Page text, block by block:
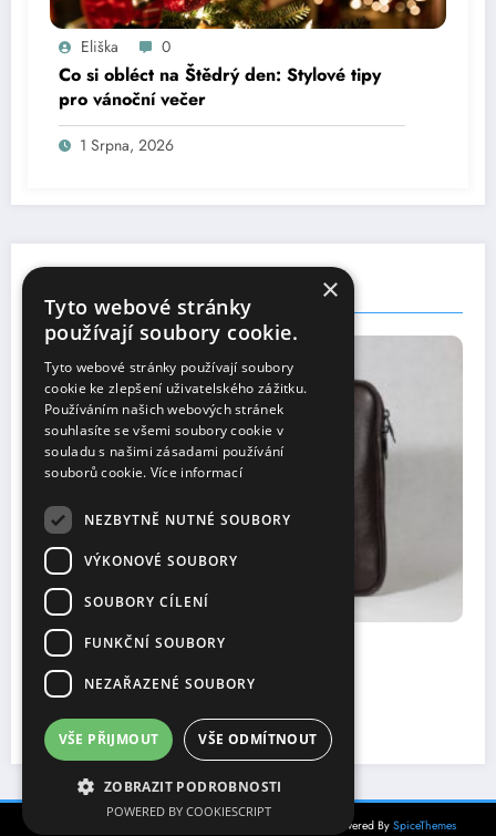
Eliška 0
Co si obléct na Štědrý den: Stylové tipy
pro vánoční večer
1 Srpna, 2026
You May Have Missed
Tridentská mše: Jak se obléct pro
události
Theme 2026 | Powered By SpiceThemes
×
Tyto webové stránky
používají soubory cookie.
Tyto webové stránky používají soubory
cookie ke zlepšení uživatelského zážitku.
Používáním našich webových stránek
souhlasíte se všemi soubory cookie v
souladu s našimi zásadami používání
souborů cookie. Více informací
NEZBYTNĚ NUTNÉ SOUBORY
VÝKONOVÉ SOUBORY
SOUBORY CÍLENÍ
FUNKČNÍ SOUBORY
NEZAŘAZENÉ SOUBORY
VŠE PŘIJMOUT VŠE ODMÍTNOUT
ZOBRAZIT PODROBNOSTI
POWERED BY COOKIESCRIPT